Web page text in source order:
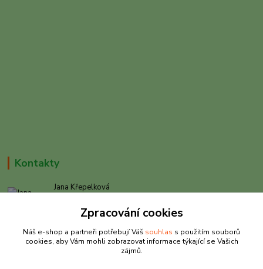
Kontakty
Jana Křepelková
(Po-Pá, 9-17 hod. , So 9-12 hod.)
info@rybarkrepelkova.cz
Zpracování cookies
Náš e-shop a partneři potřebují Váš souhlas s použitím souborů
cookies, aby Vám mohli zobrazovat informace týkající se Vašich
zájmů.